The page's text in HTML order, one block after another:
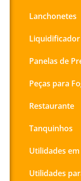
Lanchonetes
Liquidificador
Panelas de
Peças para
Restaurante
Tanquinhos
Utilidades
Utilidades